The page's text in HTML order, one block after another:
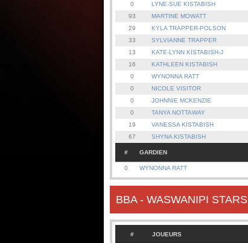
0
LYNE-SUE KISTABISH
93
MARTINE MOWATT
29
KYLA TRAPPER-POLSON
33
SYLVIANNE TRAPPER
13
KATE-LYNN KISTABISH-J
16
KATHLEEN KISTABISH
0
WYNONNA RATT
0
NICOLE VISITOR
0
JOHNNIE MCKENZIE
0
TANYA NOTTAWAY
19
VANESSA KISTABISH
67
SHYNA KISTABISH
# GARDIEN
0 WYNONNA RATT
BBA - WASWANIPI STARS
# JOUEURS